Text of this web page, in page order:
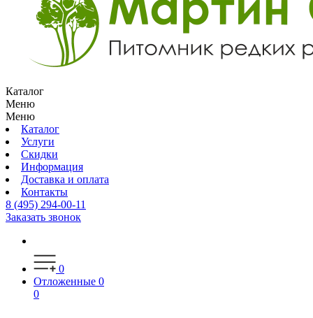
Каталог
Меню
Меню
Каталог
Услуги
Скидки
Информация
Доставка и оплата
Контакты
8 (495) 294-00-11
Заказать звонок
0
Отложенные 0
0